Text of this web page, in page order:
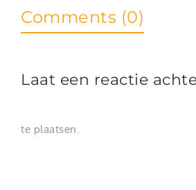
Comments (0)
Laat een reactie
te plaatsen.